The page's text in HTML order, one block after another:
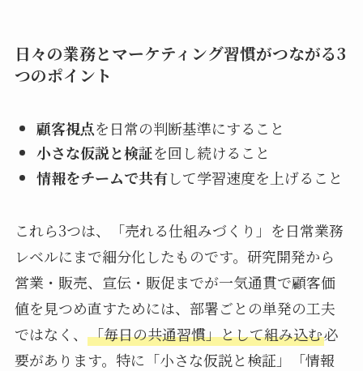
日々の業務とマーケティング習慣がつながる3
つのポイント
顧客視点を日常の判断基準にすること
小さな仮説と検証を回し続けること
情報をチームで共有して学習速度を上げること
これら3つは、「売れる仕組みづくり」を日常業務
レベルにまで細分化したものです。研究開発から
営業・販売、宣伝・販促までが一気通貫で顧客価
値を見つめ直すためには、部署ごとの単発の工夫
ではなく、 「毎日の共通習慣」として組み込む必
要があります。特に「小さな仮説と検証」「情報